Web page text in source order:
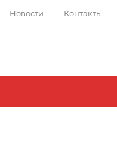
Новости Контакты